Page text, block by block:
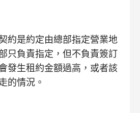
約是約定由總部指定營業地
只負責指定，但不負責簽訂
發生租約金額過高，或者該
的情況。